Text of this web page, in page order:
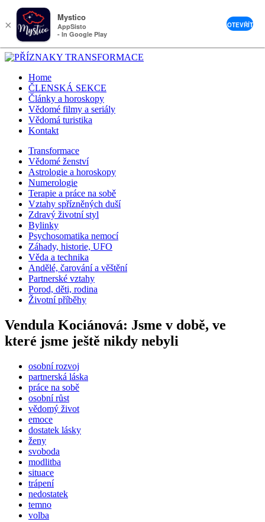
Home
ČLENSKÁ SEKCE
Články a horoskopy
Vědomé filmy a seriály
Vědomá turistika
Kontakt
Transformace
Vědomé ženství
Astrologie a horoskopy
Numerologie
Terapie a práce na sobě
Vztahy spřízněných duší
Zdravý životní styl
Bylinky
Psychosomatika nemocí
Záhady, historie, UFO
Věda a technika
Andělé, čarování a věštění
Partnerské vztahy
Porod, děti, rodina
Životní příběhy
Vendula Kociánová: Jsme v době, ve
které jsme ještě nikdy nebyli
osobní rozvoj
partnerská láska
práce na sobě
osobní růst
vědomý život
emoce
dostatek lásky
ženy
svoboda
modlitba
situace
trápení
nedostatek
temno
volba
×
Mystico
AppSisto
- In Google Play
OTEVŘÍT